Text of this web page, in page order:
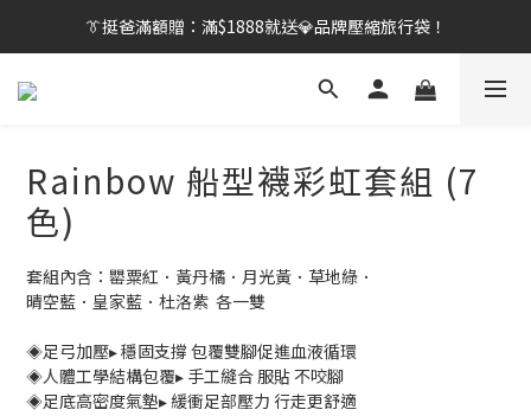
👔挺爸行動：全館襪款【最低$149起】✨立即下單！
👔挺爸滿額贈：滿$1888就送💎品牌壓縮旅行袋！
【刷卡/電子支付限定】下單送✨WARX品牌質感杯袋！
Rainbow 船型襪彩虹套組 (7
色)
套組內含：罌粟紅．黃丹橘．月光黃．草地綠．
晴空藍．皇家藍．杜洛紫  各一雙
◈足弓加壓▸ 穩固支撐 包覆雙腳促進血液循環
◈人體工學結構包覆▸ 手工縫合 服貼 不咬腳
◈足底高密度氣墊▸ 緩衝足部壓力 行走更舒適